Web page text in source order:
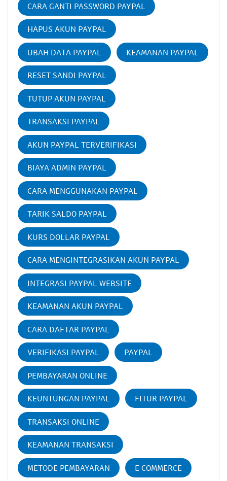
CARA GANTI PASSWORD PAYPAL
HAPUS AKUN PAYPAL
UBAH DATA PAYPAL KEAMANAN PAYPAL
RESET SANDI PAYPAL
TUTUP AKUN PAYPAL
TRANSAKSI PAYPAL
AKUN PAYPAL TERVERIFIKASI
BIAYA ADMIN PAYPAL
CARA MENGGUNAKAN PAYPAL
TARIK SALDO PAYPAL
KURS DOLLAR PAYPAL
CARA MENGINTEGRASIKAN AKUN PAYPAL
INTEGRASI PAYPAL WEBSITE
KEAMANAN AKUN PAYPAL
CARA DAFTAR PAYPAL
VERIFIKASI PAYPAL PAYPAL
PEMBAYARAN ONLINE
KEUNTUNGAN PAYPAL FITUR PAYPAL
TRANSAKSI ONLINE
KEAMANAN TRANSAKSI
METODE PEMBAYARAN E COMMERCE